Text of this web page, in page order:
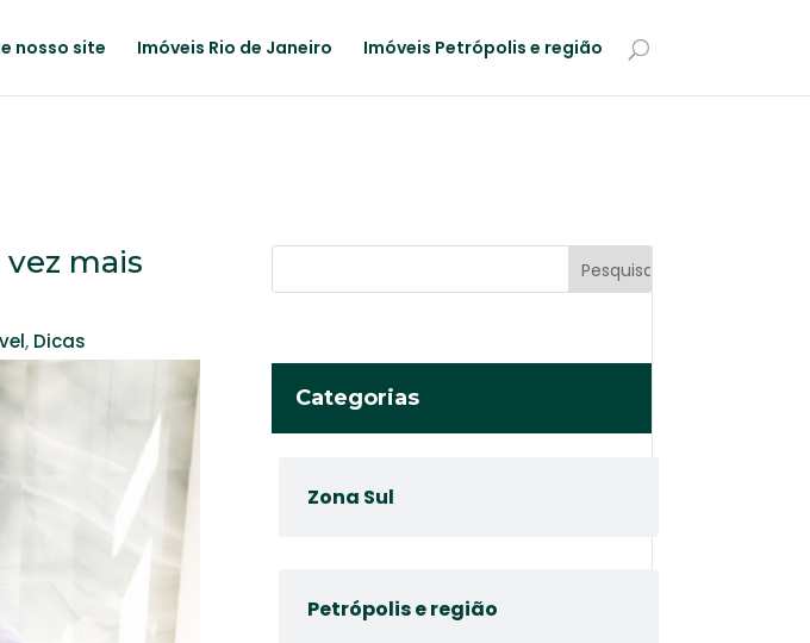
nosso site Imóveis Rio de Janeiro Imóveis Petrópolis e região
mais
, Dicas
Categorias
Zona Sul
Petrópolis e região